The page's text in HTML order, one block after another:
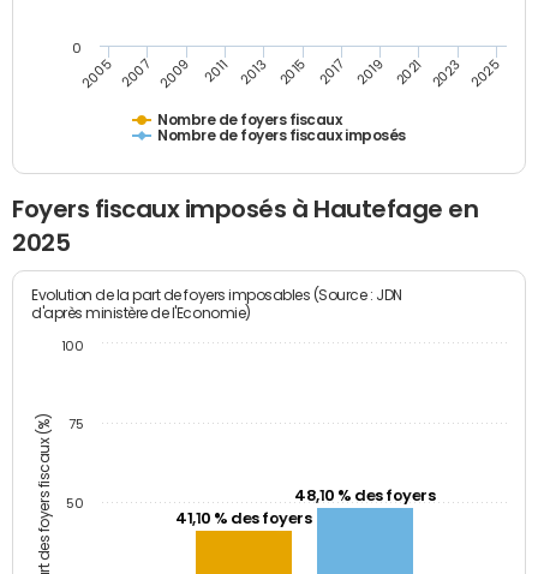
Nombre de foyers fiscaux
Nombre de foyers fiscaux imposés
2005 2007 2009 2011 2013 2015 2017 2019 2021 2023 2025
0
Foyers fiscaux imposés à Hautefage en
2025
Part des foyers fiscaux (%)
Evolution de la part de foyers imposables (Source : JDN
d'après ministère de l'Economie)
41,10 % des foyers
48,10 % des foyers
50
75
100